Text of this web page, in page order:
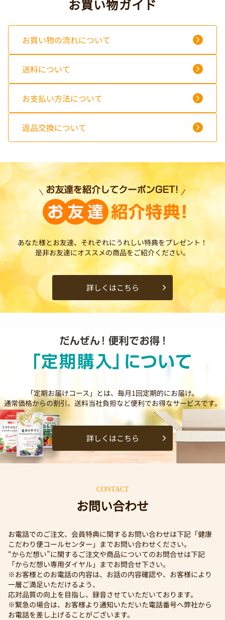
お買い物ガイド
お買い物の流れについて
送料について
お支払い方法について
返品交換について
あなた様とお友達、それぞれにうれしい特典をプレゼント！
是非お友達にオススメの商品をご紹介ください。
詳しくはこちら
「定期お届けコース」とは、毎月1回定期的にお届け。
通常価格からの割引、送料当社負担など便利でお得なサービスです。
詳しくはこちら
CONTACT
お問い合わせ
お電話でのご注文、会員特典に関するお問い合わせは下記「健康
こだわり便コールセンター」までお問い合わせください。
“からだ想い”に関するご注文や商品についてのお問合せは下記
「からだ想い専用ダイヤル」までお問合せ下さい。
※お客様とのお電話の内容は、お話の内容確認や、お客様により
一層ご満足いただけるよう、
応対品質の向上を目指し、録音させていただいております。
※緊急の場合は、お客様より通知いただいた電話番号へ弊社から
お電話を差し上げることがございます。